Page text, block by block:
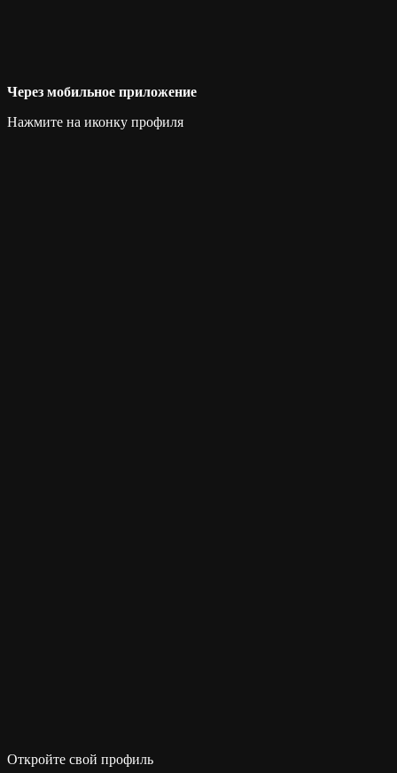
Через мобильное приложение
Нажмите на иконку профиля
Откройте свой профиль